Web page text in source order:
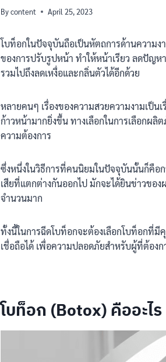
Bycontent April 25, 2023
โบท็อกในปัจจุบันถือเป็นหัตถการด้านความง
ของการปรับรูปหน้า ทำให้หน้าเรียว ลดปัญ
รวมไปถึงลดเหงื่อและกลิ่นตัวได้อีกด้วย
หลายคนๆ เรื่องของความสวยความงามเป็
ก้าวหน้ามากยิ่งขึ้น ทางเลือกในการเลือกผ
ความต้องการ
ซึ่งหนึ่งในวิธีการที่คนนิยมในปัจจุบันนั้นก็คือ
เสียที่แตกต่างกันออกไป มักจะได้ยินข่าวของ
จำนวนมาก
ทั้งนี้ในการฉีดโบท็อกจะต้องเลือกโบท็อกที่
เชื่อถือได้ เพื่อความปลอดภัยสำหรับผู้ที่ต้องก
โบท็อก (Botox) คืออะไร